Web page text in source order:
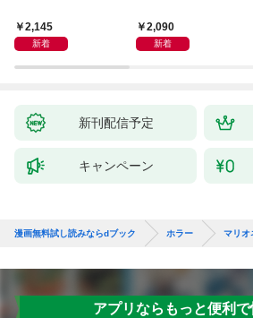
2,145
新着
2,090
新着
新刊配信予定
キャンペーン
漫画無料試し読みならdブック ホラー マリオ
アプリならもっと便利で